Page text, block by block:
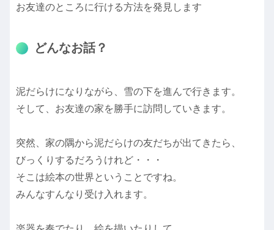
お友達のところに行ける方法を発見します
どんなお話？
泥だらけになりながら、雪の下を進んで行きます。
そして、お友達の家を勝手に訪問していきます。
突然、家の隅から泥だらけの友だちが出てきたら、
びっくりするだろうけれど・・・
そこは絵本の世界ということですね。
みんなすんなり受け入れます。